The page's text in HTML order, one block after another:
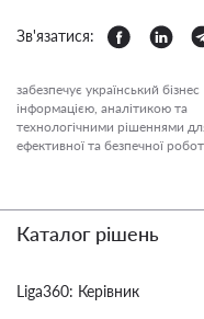
Зв'язатися:
забезпечує український бізнес
інформацією, аналітикою та
технологічними рішеннями
ефективної та безпечної
Каталог рішень
Liga360: Керівник